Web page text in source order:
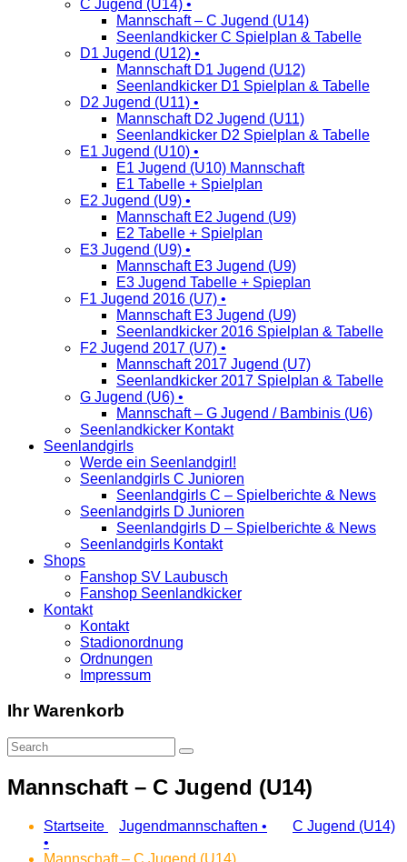
C Jugend (U14) •
Mannschaft – C Jugend (U14)
Seenlandkicker C Spielplan & Tabelle
D1 Jugend (U12) •
Mannschaft D1 Jugend (U12)
Seenlandkicker D1 Spielplan & Tabelle
D2 Jugend (U11) •
Mannschaft D2 Jugend (U11)
Seenlandkicker D2 Spielplan & Tabelle
E1 Jugend (U10) •
E1 Jugend (U10) Mannschaft
E1 Tabelle + Spielplan
E2 Jugend (U9) •
Mannschaft E2 Jugend (U9)
E2 Tabelle + Spielplan
E3 Jugend (U9) •
Mannschaft E3 Jugend (U9)
E3 Jugend Tabelle + Spieplan
F1 Jugend 2016 (U7) •
Mannschaft E3 Jugend (U9)
Seenlandkicker 2016 Spielplan & Tabelle
F2 Jugend 2017 (U7) •
Mannschaft 2017 Jugend (U7)
Seenlandkicker 2017 Spielplan & Tabelle
G Jugend (U6) •
Mannschaft – G Jugend / Bambinis (U6)
Seenlandkicker Kontakt
Seenlandgirls
Werde ein Seenlandgirl!
Seenlandgirls C Junioren
Seenlandgirls C – Spielberichte & News
Seenlandgirls D Junioren
Seenlandgirls D – Spielberichte & News
Seenlandgirls Kontakt
Shops
Fanshop SV Laubusch
Fanshop Seenlandkicker
Kontakt
Kontakt
Stadionordnung
Ordnungen
Impressum
Ihr Warenkorb
Mannschaft – C Jugend (U14)
Startseite Jugendmannschaften •
C Jugend (U14)
•